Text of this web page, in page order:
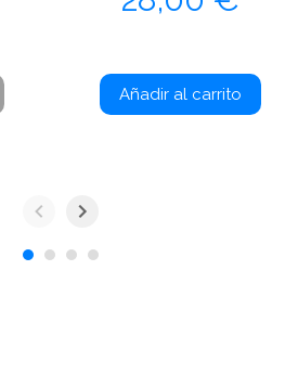
Añadir al carrito